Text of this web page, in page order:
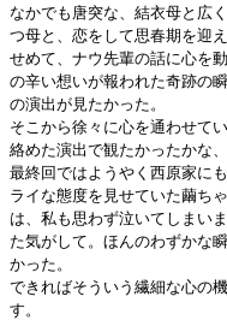
なかでも唐突な、結衣母と広
つ母と、恋をして思春期を迎
せめて、ナウ先輩の話に心を
の辛い想いが報われた奇跡の
の演出が見たかった。
そこから徐々に心を通わせて
絡めた演出で観たかったかな
最終回ではようやく西原家に
ライな態度を見せていた繭ち
は、私も思わず泣いてしまい
た気がして。ほんのわずかな
かった。
できればそういう繊細な心の
す。